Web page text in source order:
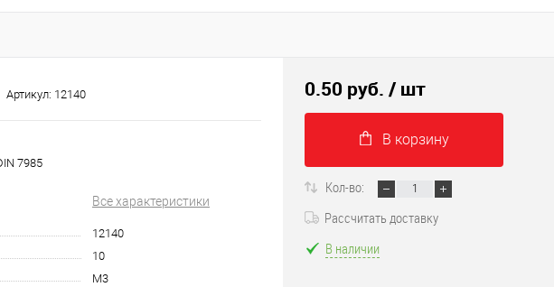
Артикул: 12140
7985
Все характеристики
12140
10
М3
0.50 руб. / шт
В корзину
Кол-во:
Рассчитать доставку
В наличии